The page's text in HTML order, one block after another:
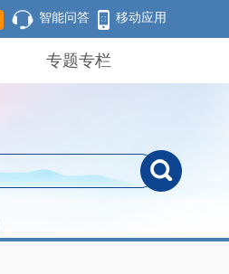
智能问答 移动应用
专题专栏